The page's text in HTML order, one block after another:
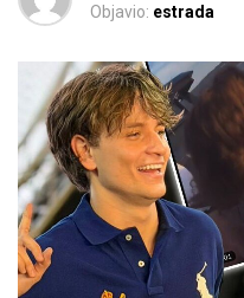
Objavio: estrada